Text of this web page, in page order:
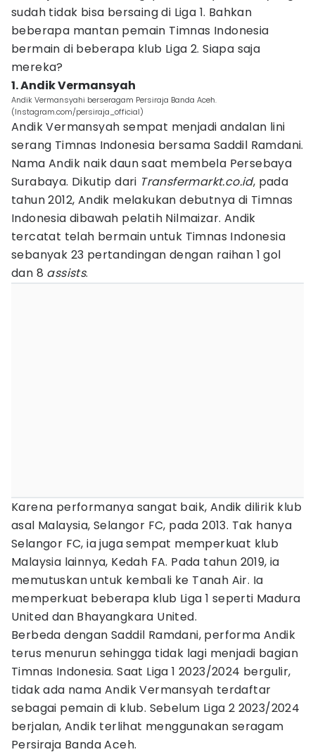
sudah tidak bisa bersaing di Liga 1. Bahkan
beberapa mantan pemain Timnas Indonesia
bermain di beberapa klub Liga 2. Siapa saja
mereka?
1. Andik Vermansyah
Andik Vermansyahi berseragam Persiraja Banda Aceh.
(Instagram.com/persiraja_official)
Andik Vermansyah sempat menjadi andalan lini
serang Timnas Indonesia bersama Saddil Ramdani.
Nama Andik naik daun saat membela Persebaya
Surabaya. Dikutip dari Transfermarkt.co.id, pada
tahun 2012, Andik melakukan debutnya di Timnas
Indonesia dibawah pelatih Nilmaizar. Andik
tercatat telah bermain untuk Timnas Indonesia
sebanyak 23 pertandingan dengan raihan 1 gol
dan 8 assists.
Karena performanya sangat baik, Andik dilirik klub
asal Malaysia, Selangor FC, pada 2013. Tak hanya
Selangor FC, ia juga sempat memperkuat klub
Malaysia lainnya, Kedah FA. Pada tahun 2019, ia
memutuskan untuk kembali ke Tanah Air. Ia
memperkuat beberapa klub Liga 1 seperti Madura
United dan Bhayangkara United.
Berbeda dengan Saddil Ramdani, performa Andik
terus menurun sehingga tidak lagi menjadi bagian
Timnas Indonesia. Saat Liga 1 2023/2024 bergulir,
tidak ada nama Andik Vermansyah terdaftar
sebagai pemain di klub. Sebelum Liga 2 2023/2024
berjalan, Andik terlihat menggunakan seragam
Persiraja Banda Aceh.